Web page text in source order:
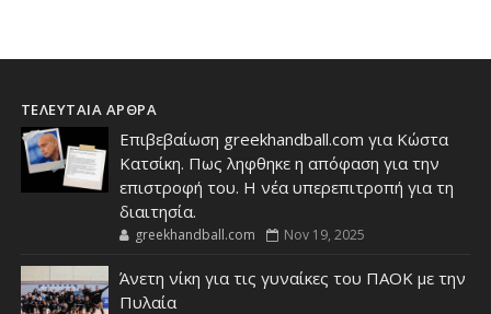
ΤΕΛΕΥΤΑΙΑ ΑΡΘΡΑ
Επιβεβαίωση greekhandball.com για Κώστα
Κατσίκη. Πως ληφθηκε η απόφαση για την
επιστροφή του. Η νέα υπερεπιτροπή για τη
διαιτησία.
greekhandball.com Nov 19, 2025
Άνετη νίκη για τις γυναίκες του ΠΑΟΚ με την
Πυλαία